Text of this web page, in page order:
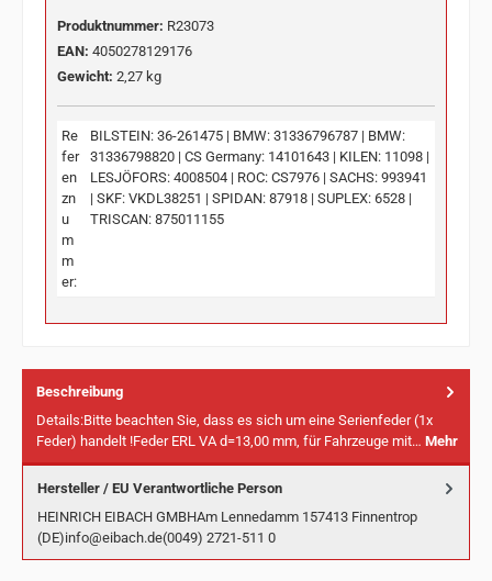
Produktnummer: R23073
EAN: 4050278129176
Gewicht: 2,27 kg
Re
fer
en
zn
u
m
m
er:
BILSTEIN: 36-261475 | BMW: 31336796787 | BMW:
31336798820 | CS Germany: 14101643 | KILEN: 11098 |
LESJÖFORS: 4008504 | ROC: CS7976 | SACHS: 993941
| SKF: VKDL38251 | SPIDAN: 87918 | SUPLEX: 6528 |
TRISCAN: 875011155
Beschreibung
Details:Bitte beachten Sie, dass es sich um eine Serienfeder (1x
Feder) handelt !Feder ERL VA d=13,00 mm, für Fahrzeuge mit… Mehr
Hersteller / EU Verantwortliche Person
HEINRICH EIBACH GMBHAm Lennedamm 157413 Finnentrop
(DE)info@eibach.de(0049) 2721-511 0